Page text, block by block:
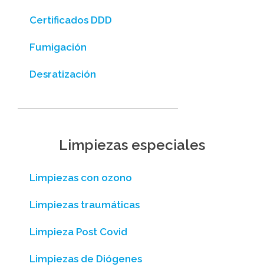
Certificados DDD
Fumigación
Desratización
Limpiezas especiales
Limpiezas con ozono
Limpiezas traumáticas
Limpieza Post Covid
Limpiezas de Diógenes